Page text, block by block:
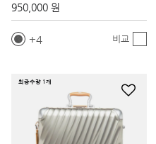
950,000 원
4 비교
최종수량 1개